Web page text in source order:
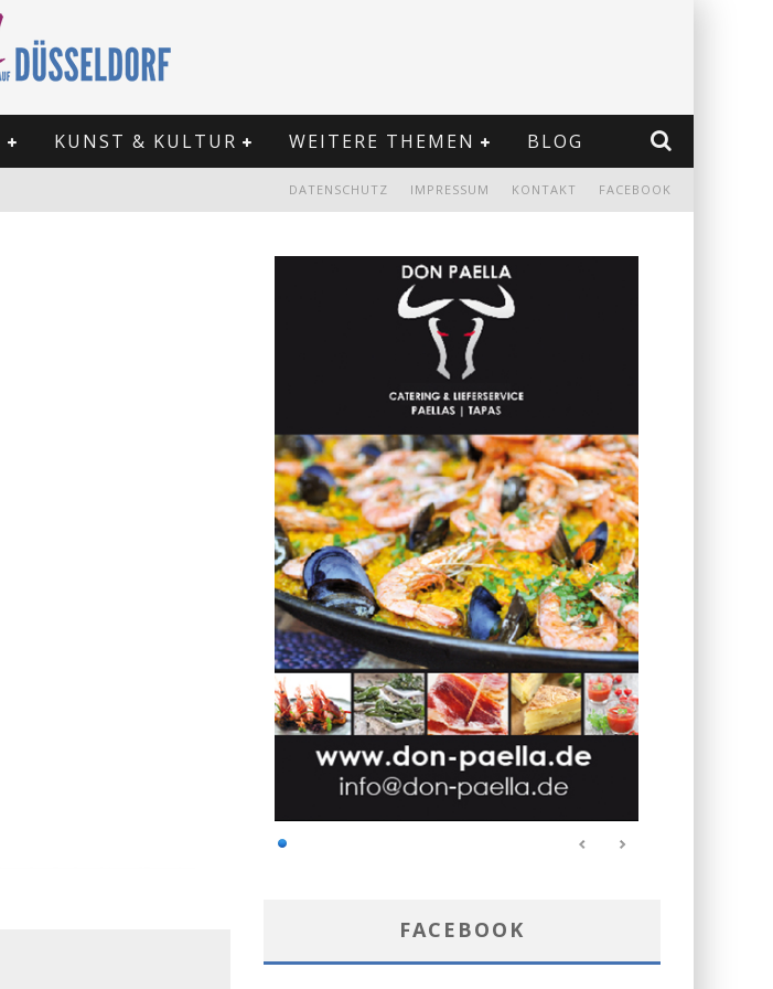
KUNST & KULTUR WEITERE THEMEN BLOG
FACEBOOK
KONTAKT
IMPRESSUM
DATENSCHUTZ
FACEBOOK